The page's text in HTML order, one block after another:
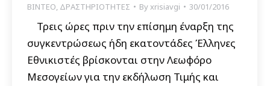
ΒΙΝΤΕΟ, ΔΡΑΣΤΗΡΙΟΤΗΤΕΣ Byxrisiavgi 30/01/2016
Τρεις ώρες πριν την επίσημη έναρξη της
συγκεντρώσεως ήδη εκατοντάδες Έλληνες
Εθνικιστές βρίσκονται στην Λεωφόρο
Μεσογείων για την εκδήλωση Τιμής και